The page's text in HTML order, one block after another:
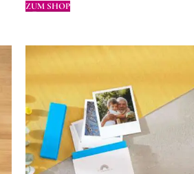
ZUM SHOP